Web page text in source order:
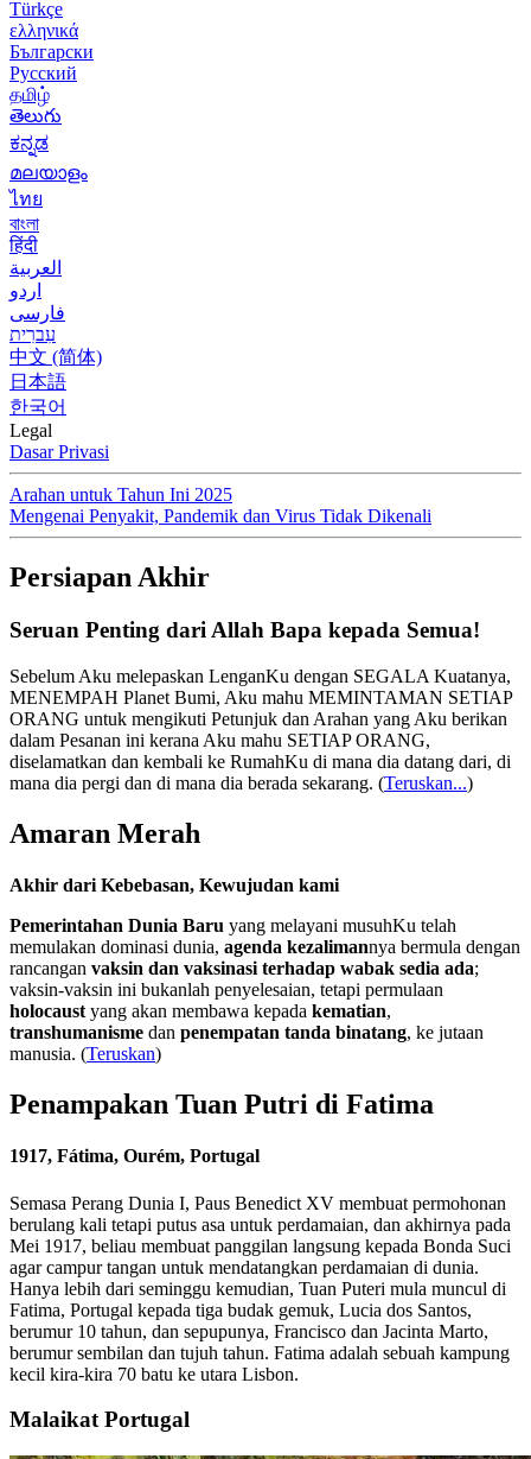
Türkçe
ελληνικά
Български
Русский
தமிழ்
తెలుగు
ಕನ್ನಡ
മലയാളം
ไทย
বাংলা
हिंदी
العربية
اردو
فارسی
עִברִית
中文 (简体)
日本語
한국어
Legal
Dasar Privasi
Arahan untuk Tahun Ini 2025
Mengenai Penyakit, Pandemik dan Virus Tidak Dikenali
Persiapan Akhir
Seruan Penting dari Allah Bapa kepada Semua!
Sebelum Aku melepaskan LenganKu dengan SEGALA Kuatanya,
MENEMPAH Planet Bumi, Aku mahu MEMINTAMAN SETIAP
ORANG untuk mengikuti Petunjuk dan Arahan yang Aku berikan
dalam Pesanan ini kerana Aku mahu SETIAP ORANG,
diselamatkan dan kembali ke RumahKu di mana dia datang dari, di
mana dia pergi dan di mana dia berada sekarang. (Teruskan...)
Amaran Merah
Akhir dari Kebebasan, Kewujudan kami
Pemerintahan Dunia Baru yang melayani musuhKu telah
memulakan dominasi dunia, agenda kezalimannya bermula dengan
rancangan vaksin dan vaksinasi terhadap wabak sedia ada;
vaksin-vaksin ini bukanlah penyelesaian, tetapi permulaan
holocaust yang akan membawa kepada kematian,
transhumanisme dan penempatan tanda binatang, ke jutaan
manusia. (Teruskan)
Penampakan Tuan Putri di Fatima
1917, Fátima, Ourém, Portugal
Semasa Perang Dunia I, Paus Benedict XV membuat permohonan
berulang kali tetapi putus asa untuk perdamaian, dan akhirnya pada
Mei 1917, beliau membuat panggilan langsung kepada Bonda Suci
agar campur tangan untuk mendatangkan perdamaian di dunia.
Hanya lebih dari seminggu kemudian, Tuan Puteri mula muncul di
Fatima, Portugal kepada tiga budak gemuk, Lucia dos Santos,
berumur 10 tahun, dan sepupunya, Francisco dan Jacinta Marto,
berumur sembilan dan tujuh tahun. Fatima adalah sebuah kampung
kecil kira-kira 70 batu ke utara Lisbon.
Malaikat Portugal